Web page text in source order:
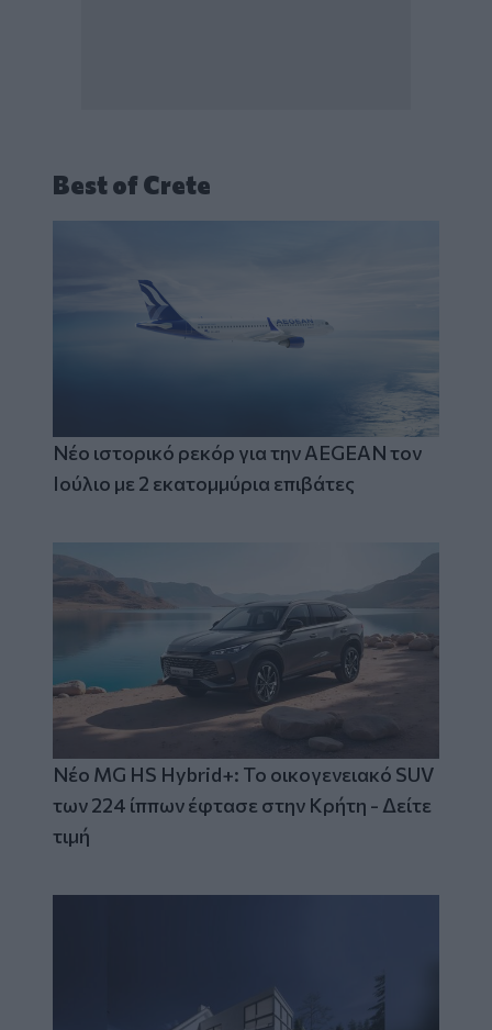
Best of Crete
Νέο ιστορικό ρεκόρ για την AEGEAN τον
Ιούλιο με 2 εκατομμύρια επιβάτες
Νέο MG HS Hybrid+: Το οικογενειακό SUV
των 224 ίππων έφτασε στην Κρήτη - Δείτε
τιμή